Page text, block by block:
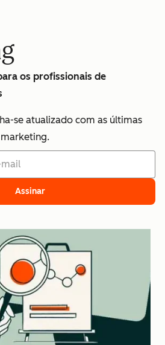
os profissionais de
se atualizado com as últimas
Assinar